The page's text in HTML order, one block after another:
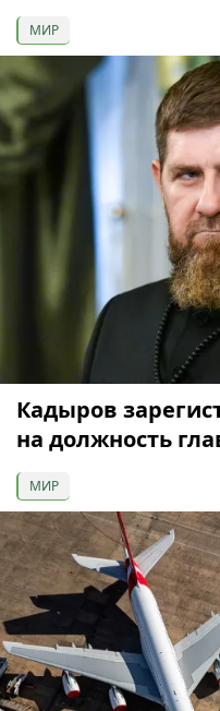
МИР
Кадыров
на должность
МИР